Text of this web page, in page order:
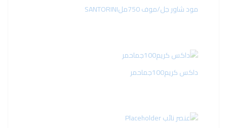
مود شاور جل/موف 750ملSANTORINI
داكس كريم100جماحمر